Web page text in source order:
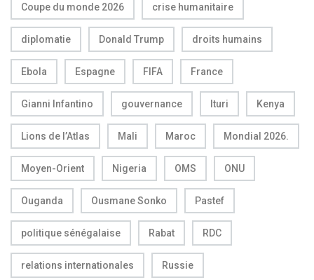
Coupe du monde 2026 crise humanitaire
diplomatie Donald Trump droits humains
Ebola Espagne FIFA France
Gianni Infantino gouvernance Ituri Kenya
Lions de l’Atlas Mali Maroc Mondial 2026.
Moyen-Orient Nigeria OMS ONU
Ouganda Ousmane Sonko Pastef
politique sénégalaise Rabat RDC
relations internationales Russie